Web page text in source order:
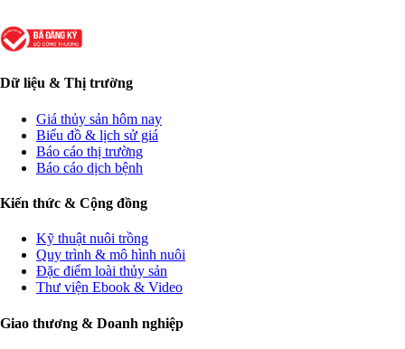
Dữ liệu & Thị trường
Giá thủy sản hôm nay
Biểu đồ & lịch sử giá
Báo cáo thị trường
Báo cáo dịch bệnh
Kiến thức & Cộng đồng
Kỹ thuật nuôi trồng
Quy trình & mô hình nuôi
Đặc điểm loài thủy sản
Thư viện Ebook & Video
Giao thương & Doanh nghiệp